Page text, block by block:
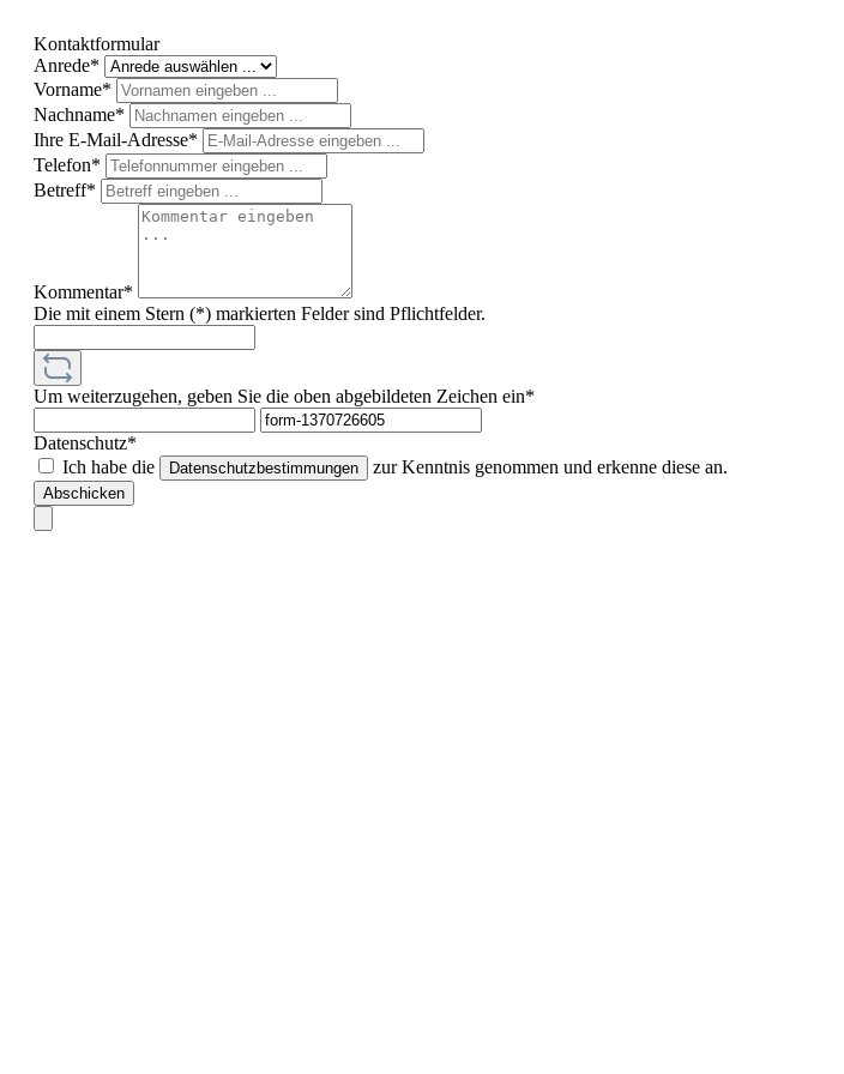
Kontaktformular
Anrede*
Vorname*
Nachname*
Ihre E-Mail-Adresse*
Telefon*
Betreff*
Kommentar*
Die mit einem Stern (*) markierten Felder sind Pflichtfelder.
Um weiterzugehen, geben Sie die oben abgebildeten Zeichen ein*
Datenschutz*
Ich habe die
Datenschutzbestimmungen zur Kenntnis genommen und erkenne diese an.
Abschicken